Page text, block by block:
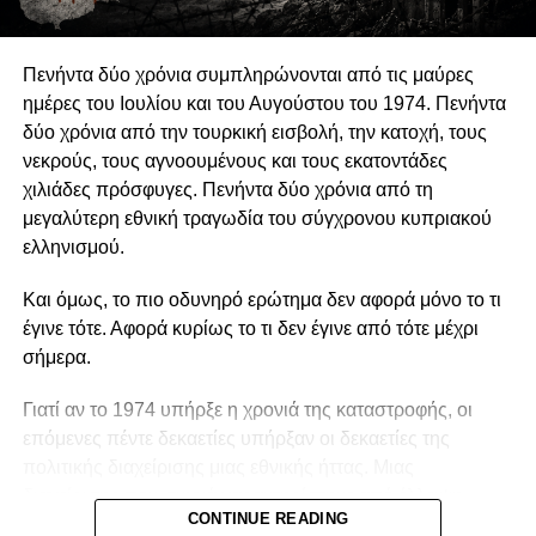
προχωρήσει στην παραχώρηση ετήσιας χορηγίας προς
αναγνώρισης της πολύ σημαντικής δουλειάς που επιτελεί.
Καινοτομία και ενεργός συμμετοχή
αυτονομίας.
Η αυτονομία αυτή δεν συνεπάγεται πολιτική
ουδετερότητα. Μια οργάνωση μπορεί θεμιτά να
υποστηρίζει περιβαλλοντικές πολιτικές, κοινωνικά
δικαιώματα, θεσμικές μεταρρυθμίσεις ή συγκεκριμένες
νομοθετικές παρεμβάσεις. Μπορεί επίσης να ασκεί κριτική
στην κυβέρνηση, να συνεργάζεται με αιρετούς
εκπροσώπους ή να συμμετέχει σε διαδικασίες δημόσιας
ανοικτή, συμπεριληπτική και αποτελεσματική συμμετοχή
της κοινωνίας των πολιτών ως συστατικό στοιχείο της
δημοκρατικής διακυβέρνησης. Η πολιτική
δραστηριοποίηση, επομένως, δεν αναιρεί την ανεξαρτησία
μιας οργάνωσης, εφόσον είναι διαφανής, συμβατή με τον
Πενήντα δύο χρόνια συμπληρώνονται από τις μαύρες
ημέρες του Ιουλίου και του Αυγούστου του 1974. Πενήντα
δύο χρόνια από την τουρκική εισβολή, την κατοχή, τους
νεκρούς, τους αγνοουμένους και τους εκατοντάδες
χιλιάδες πρόσφυγες. Πενήντα δύο χρόνια από τη
μεγαλύτερη εθνική τραγωδία του σύγχρονου κυπριακού
ελληνισμού.
Και όμως, το πιο οδυνηρό ερώτημα δεν αφορά μόνο το τι
έγινε τότε. Αφορά κυρίως το τι δεν έγινε από τότε μέχρι
σήμερα.
Γιατί αν το 1974 υπήρξε η χρονιά της καταστροφής, οι
επόμενες πέντε δεκαετίες υπήρξαν οι δεκαετίες της
διαχείρισης που συχνά χαρακτηρίστηκε από έλλειψη
στρατηγικής συνέχειας, εσωτερικές αντιπαραθέσεις και
CONTINUE READING